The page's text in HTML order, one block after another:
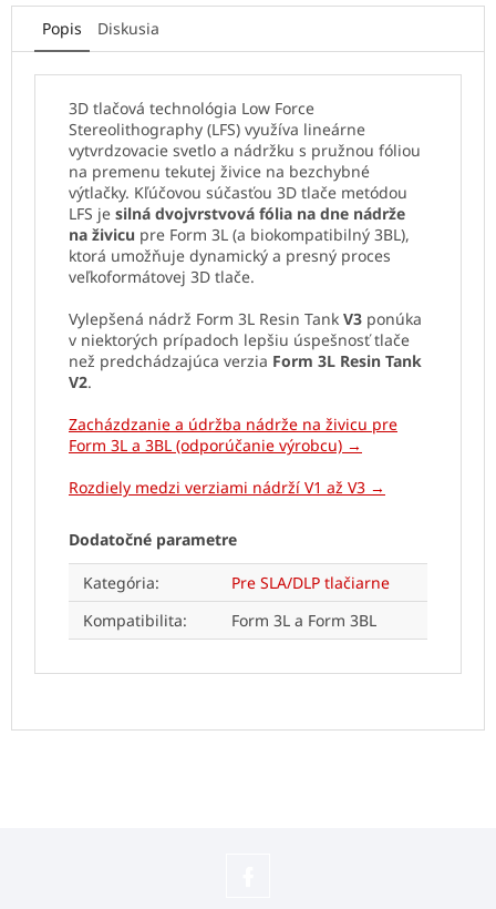
Popis Diskusia
3D tlačová technológia Low Force
Stereolithography (LFS) využíva lineárne
vytvrdzovacie svetlo a nádržku s pružnou fóliou
na premenu tekutej živice na bezchybné
výtlačky. Kľúčovou súčasťou 3D tlače metódou
LFS je silná dvojvrstvová fólia na dne nádrže
na živicu pre Form 3L (a biokompatibilný 3BL),
ktorá umožňuje dynamický a presný proces
veľkoformátovej 3D tlače.
Vylepšená nádrž Form 3L Resin Tank V3 ponúka
v niektorých prípadoch lepšiu úspešnosť tlače
než predchádzajúca verzia Form 3L Resin Tank
V2.
Zacházdzanie a údržba nádrže na živicu pre
Form 3L a 3BL (odporúčanie výrobcu) →
Rozdiely medzi verziami nádrží V1 až V3 →
Dodatočné parametre
Kategória:
Pre SLA/DLP tlačiarne
Kompatibilita: Form 3L a Form 3BL